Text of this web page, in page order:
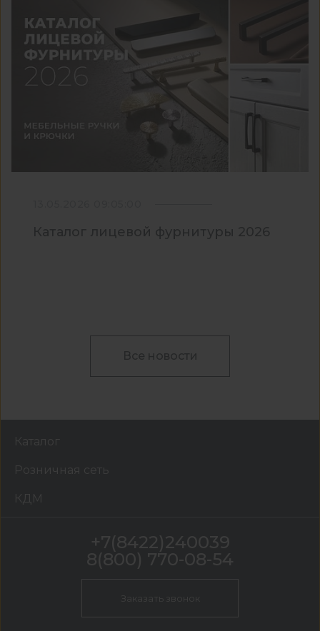
Каталог лицевой фурнитуры 2026
Все новости
Каталог
Розничная сеть
КДМ
+7(8422)240039
8(800) 770-08-54
Заказать звонок